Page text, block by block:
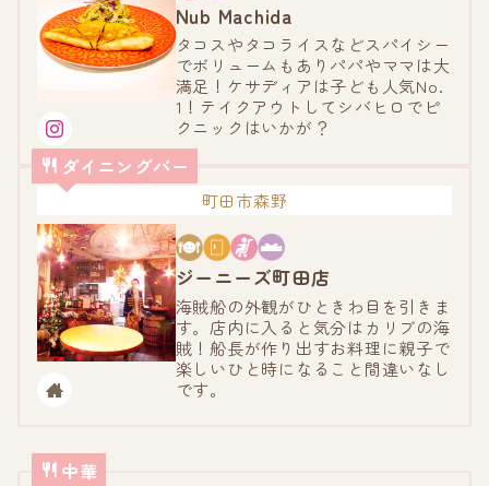
Nub Machida
タコスやタコライスなどスパイシー
でボリュームもありパパやママは大
満足！ケサディアは子ども人気No.
1！テイクアウトしてシバヒロでピ
クニックはいかが？
ダイニングバー
町田市森野
ジーニーズ町田店
海賊船の外観がひときわ目を引きま
す。店内に入ると気分はカリブの海
賊！船長が作り出すお料理に親子で
楽しいひと時になること間違いなし
です。
中華